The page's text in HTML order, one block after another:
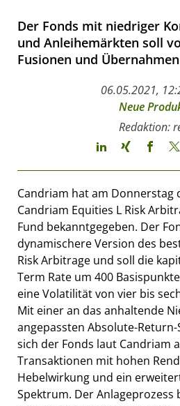
Der Fonds mit niedriger
und Anleihemärkten soll
Fusionen und
06.05.2021,
Neue
Redaktion:
Candriam hat am Donnerstag
Candriam Equities L Risk
Fund bekanntgegeben. Der
dynamischere Version des
Risk Arbitrage und soll die
Term Rate um 400
eine Volatilität von vier bis
Mit einer an das anhaltende
angepassten Absolute-
sich der Fonds laut Candriam
Transaktionen mit hohen
Hebelwirkung und ein
Spektrum. Der